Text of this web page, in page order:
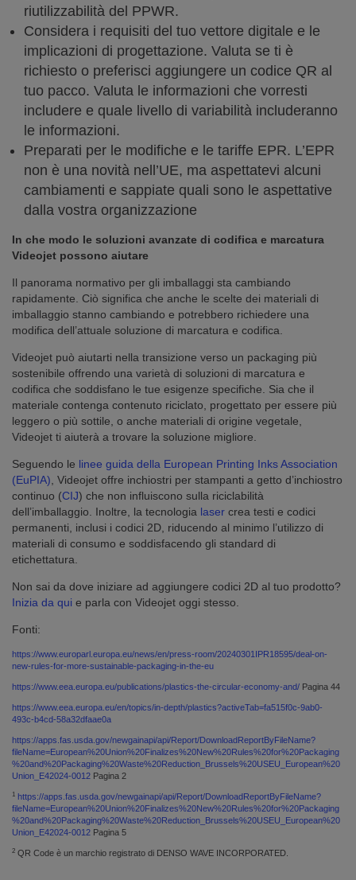
riutilizzabilità del PPWR.
Considera i requisiti del tuo vettore digitale e le
implicazioni di progettazione. Valuta se ti è
richiesto o preferisci aggiungere un codice QR al
tuo pacco. Valuta le informazioni che vorresti
includere e quale livello di variabilità includeranno
le informazioni.
Preparati per le modifiche e le tariffe EPR. L’EPR
non è una novità nell’UE, ma aspettatevi alcuni
cambiamenti e sappiate quali sono le aspettative
dalla vostra organizzazione
In che modo le soluzioni avanzate di codifica e marcatura
Videojet possono aiutare
Il panorama normativo per gli imballaggi sta cambiando
rapidamente. Ciò significa che anche le scelte dei materiali di
imballaggio stanno cambiando e potrebbero richiedere una
modifica dell’attuale soluzione di marcatura e codifica.
Videojet può aiutarti nella transizione verso un packaging più
sostenibile offrendo una varietà di soluzioni di marcatura e
codifica che soddisfano le tue esigenze specifiche. Sia che il
materiale contenga contenuto riciclato, progettato per essere più
leggero o più sottile, o anche materiali di origine vegetale,
Videojet ti aiuterà a trovare la soluzione migliore.
Seguendo le linee guida della European Printing Inks Association
(EuPIA) , Videojet offre inchiostri per stampanti a getto d’inchiostro
continuo (CIJ) che non influiscono sulla riciclabilità
dell’imballaggio. Inoltre, la tecnologia laser crea testi e codici
permanenti, inclusi i codici 2D, riducendo al minimo l’utilizzo di
materiali di consumo e soddisfacendo gli standard di
etichettatura.
Non sai da dove iniziare ad aggiungere codici 2D al tuo prodotto?
Inizia da qui e parla con Videojet oggi stesso.
Fonti:
https://www.europarl.europa.eu/news/en/press-room/20240301IPR18595/deal-on-
new-rules-for-more-sustainable-packaging-in-the-eu
https://www.eea.europa.eu/publications/plastics-the-circular-economy-and/ Pagina 44
https://www.eea.europa.eu/en/topics/in-depth/plastics?activeTab=fa515f0c-9ab0-
493c-b4cd-58a32dfaae0a
https://apps.fas.usda.gov/newgainapi/api/Report/DownloadReportByFileName?
fileName=European%20Union%20Finalizes%20New%20Rules%20for%20Packaging
%20and%20Packaging%20Waste%20Reduction_Brussels%20USEU_European%20
Union_E42024-0012 Pagina 2
1 https://apps.fas.usda.gov/newgainapi/api/Report/DownloadReportByFileName?
fileName=European%20Union%20Finalizes%20New%20Rules%20for%20Packaging
%20and%20Packaging%20Waste%20Reduction_Brussels%20USEU_European%20
Union_E42024-0012 Pagina 5
2 QR Code è un marchio registrato di DENSO WAVE INCORPORATED.